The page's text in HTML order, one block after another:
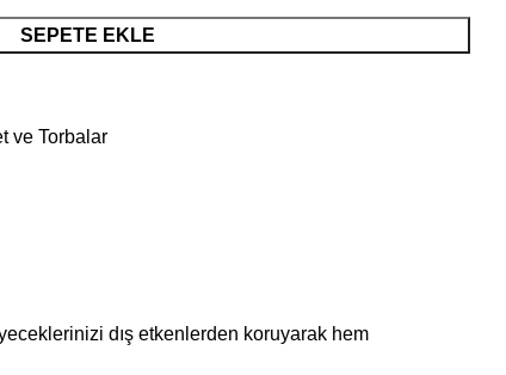
SEPETE EKLE
ve Torbalar
dış etkenlerden koruyarak hem